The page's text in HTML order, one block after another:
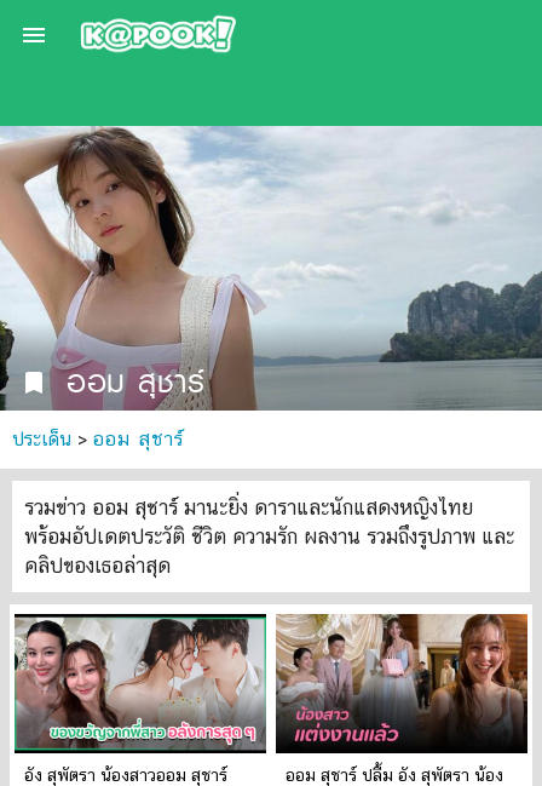

bookmark ออม สุชาร์
ประเด็น > ออม สุชาร์
รวมข่าว ออม สุชาร์ มานะยิ่ง ดาราและนักแสดงหญิงไทย
พร้อมอัปเดตประวัติ ชีวิต ความรัก ผลงาน รวมถึงรูปภาพ และ
คลิปของเธอล่าสุด
อัง สุพัตรา น้องสาวออม สุชาร์
ออม สุชาร์ ปลื้ม อัง สุพัตรา น้อง